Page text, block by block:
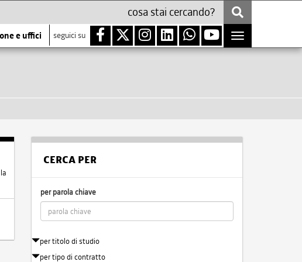
e uffici seguici su
Toggle
navigation
CERCA PER
per parola chiave
per titolo di studio
per tipo di contratto